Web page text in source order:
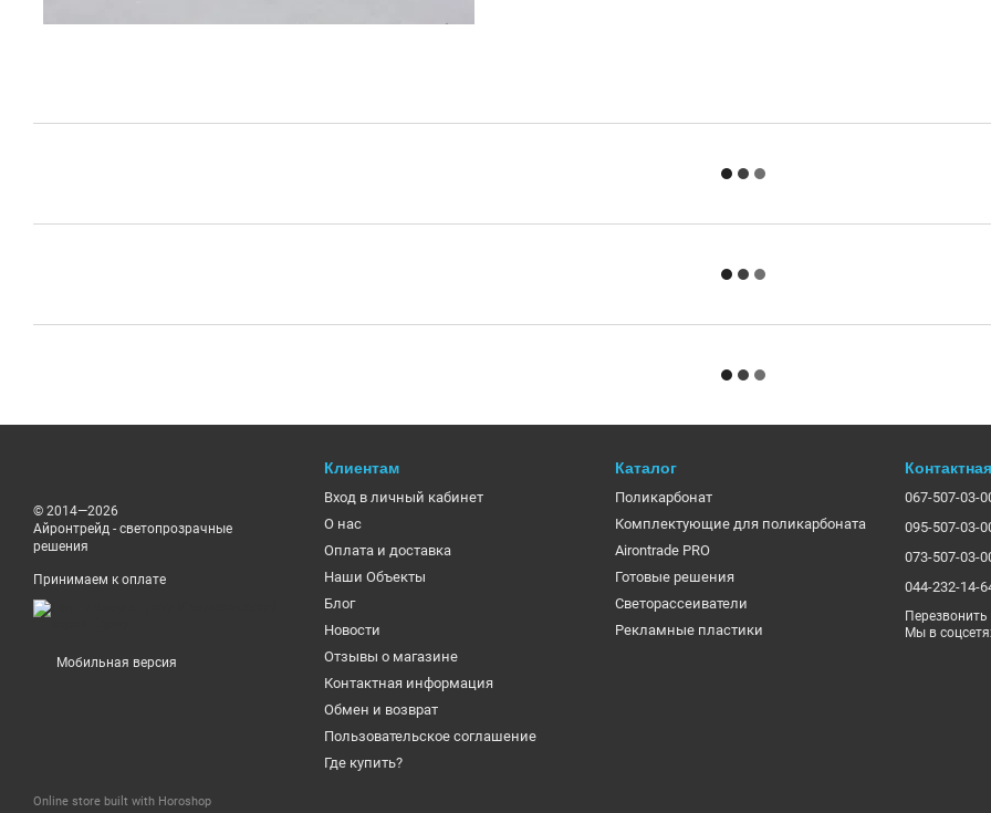
© 2014—2026
Айронтрейд - светопрозрачные
решения
Принимаем к оплате
Мобильная версия
Online store built with Horoshop
Клиентам
Вход в личный кабинет
О нас
Оплата и доставка
Наши Объекты
Блог
Новости
Отзывы о магазине
Контактная информация
Обмен и возврат
Пользовательское соглашение
Где купить?
Каталог
Поликарбонат
Комплектующие для поликарбоната
Airontrade PRO
Готовые решения
Светорассеиватели
Рекламные пластики
067-507-03-
095-507-03-
073-507-03-
044-232-14-
Мы в